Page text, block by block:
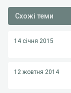
Схожі теми
14 січня 2015
12 жовтня 2014